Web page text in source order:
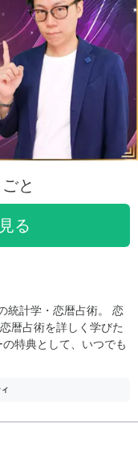
と
る
統計学・恋暦占術。 恋
暦占術を詳しく学びた
特典として、いつでも